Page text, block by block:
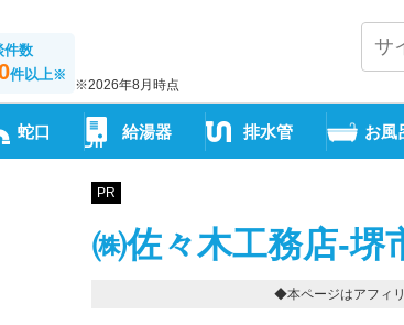
件数
件以上※
※2026年8月時点
蛇口 給湯器 排水管 お風
PR
㈱佐々木工務店-堺
◆本ページはアフィ